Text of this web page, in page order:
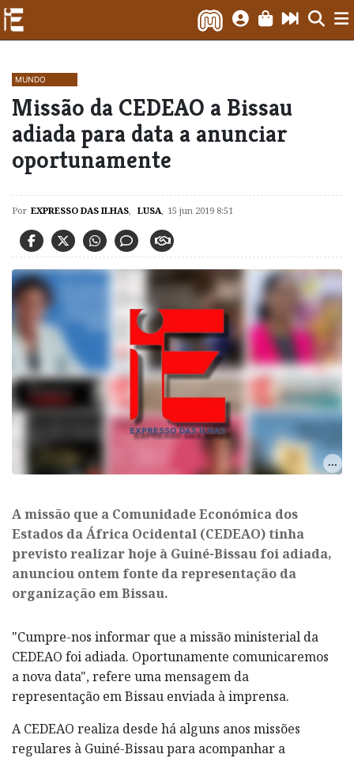
MUNDO
​Missão da CEDEAO a Bissau
adiada para data a anunciar
oportunamente
Por EXPRESSO DAS ILHAS, LUSA, 15 jun 2019 8:51
A missão que a Comunidade Económica dos
Estados da África Ocidental (CEDEAO) tinha
previsto realizar hoje à Guiné-Bissau foi adiada,
anunciou ontem fonte da representação da
organização em Bissau.
"Cumpre-nos informar que a missão ministerial da
CEDEAO foi adiada. Oportunamente comunicaremos
a nova data", refere uma mensagem da
representação em Bissau enviada à imprensa.
A CEDEAO realiza desde há alguns anos missões
regulares à Guiné-Bissau para acompanhar a